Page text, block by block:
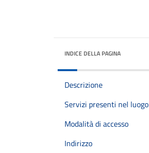
INDICE DELLA PAGINA
Descrizione
Servizi presenti nel luogo
Modalità di accesso
Indirizzo